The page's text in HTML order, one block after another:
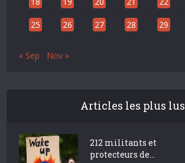
25 26 27 28 29
« Sep Nov »
Articles les plus lus
212 militants et
protecteurs de...